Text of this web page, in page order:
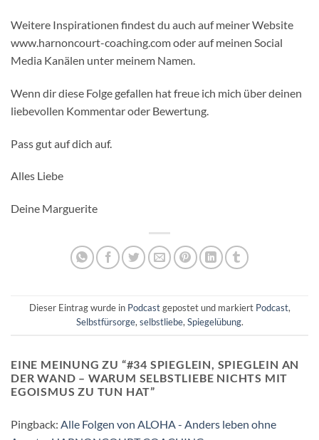
Weitere Inspirationen findest du auch auf meiner Website
www.harnoncourt-coaching.com oder auf meinen Social
Media Kanälen unter meinem Namen.
Wenn dir diese Folge gefallen hat freue ich mich über deinen
liebevollen Kommentar oder Bewertung.
Pass gut auf dich auf.
Alles Liebe
Deine Marguerite
Dieser Eintrag wurde in Podcastgepostet und markiert Podcast,
Selbstfürsorge,selbstliebe,Spiegelübung.
EINE MEINUNG ZU “#34 SPIEGLEIN, SPIEGLEIN AN
DER WAND – WARUM SELBSTLIEBE NICHTS MIT
EGOISMUS ZU TUN HAT”
Pingback: Alle Folgen von ALOHA - Anders leben ohne